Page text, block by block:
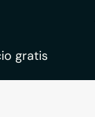
gratis